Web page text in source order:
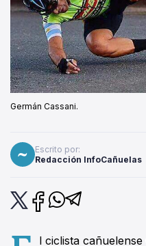
Germán Cassani.
Escrito por:
Redacción InfoCañuelas
l ciclista cañuelense